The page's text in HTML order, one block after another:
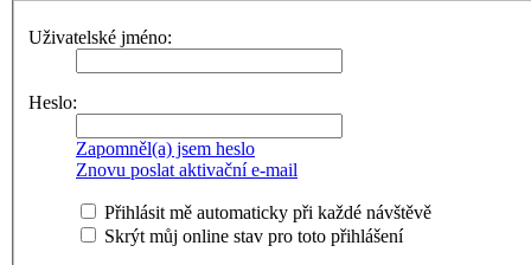
Uživatelské jméno:
Heslo:
Zapomněl(a) jsem heslo
Znovu poslat aktivační e-mail
Přihlásit mě automaticky při každé návštěvě
Skrýt můj online stav pro toto přihlášení